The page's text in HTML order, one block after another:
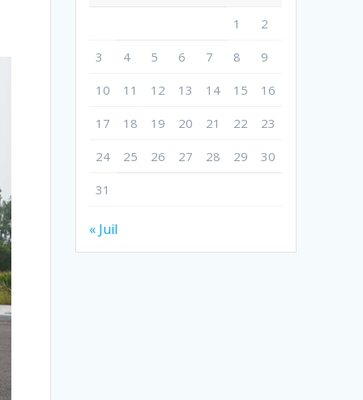
1 2
3 4 5 6 7 8 9
10 11 12 13 14 15 16
17 18 19 20 21 22 23
24 25 26 27 28 29 30
31
« Juil